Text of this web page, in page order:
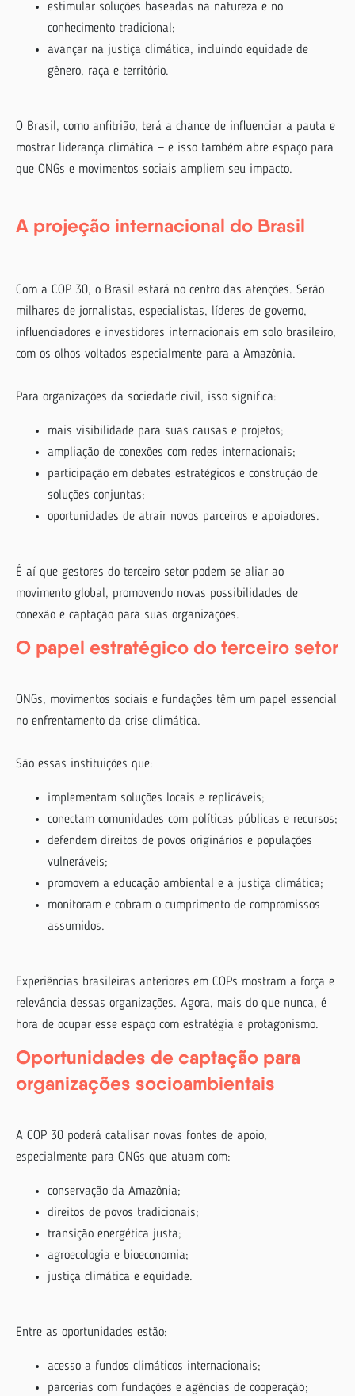
estimular soluções baseadas na natureza e no
conhecimento tradicional;
avançar na justiça climática, incluindo equidade de
gênero, raça e território.
O Brasil, como anfitrião, terá a chance de influenciar a pauta e
mostrar liderança climática — e isso também abre espaço para
que ONGs e movimentos sociais ampliem seu impacto.
A projeção internacional do Brasil
Com a COP 30, o Brasil estará no centro das atenções. Serão
milhares de jornalistas, especialistas, líderes de governo,
influenciadores e investidores internacionais em solo brasileiro,
com os olhos voltados especialmente para a Amazônia.
Para organizações da sociedade civil, isso significa:
mais visibilidade para suas causas e projetos;
ampliação de conexões com redes internacionais;
participação em debates estratégicos e construção de
soluções conjuntas;
oportunidades de atrair novos parceiros e apoiadores.
É aí que gestores do terceiro setor podem se aliar ao
movimento global, promovendo novas possibilidades de
conexão e captação para suas organizações.
O papel estratégico do terceiro setor
ONGs, movimentos sociais e fundações têm um papel essencial
no enfrentamento da crise climática.
São essas instituições que:
implementam soluções locais e replicáveis;
conectam comunidades com políticas públicas e recursos;
defendem direitos de povos originários e populações
vulneráveis;
promovem a educação ambiental e a justiça climática;
monitoram e cobram o cumprimento de compromissos
assumidos.
Experiências brasileiras anteriores em COPs mostram a força e
relevância dessas organizações. Agora, mais do que nunca, é
hora de ocupar esse espaço com estratégia e protagonismo.
Oportunidades de captação para
organizações socioambientais
A COP 30 poderá catalisar novas fontes de apoio,
especialmente para ONGs que atuam com:
conservação da Amazônia;
direitos de povos tradicionais;
transição energética justa;
agroecologia e bioeconomia;
justiça climática e equidade.
Entre as oportunidades estão:
acesso a fundos climáticos internacionais;
parcerias com fundações e agências de cooperação;